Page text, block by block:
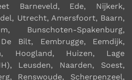
Barneveld, Ede, Nijkerk,
Utrecht, Amersfoort, Baarn,
Bunschoten-Spakenburg,
Bilt, Eembrugge, Eemdijk,
Hoogland, Huizen, Lage
Leusden, Naarden, Soest,
Renswoude, Scherpenzeel,